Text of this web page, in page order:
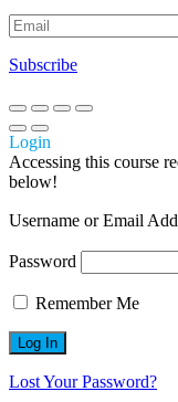
Subscribe
Login
Accessing this course
below!
Username or Email
Password
Remember Me
Lost Your Password?